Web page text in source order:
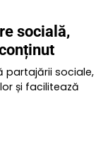
socială,
partajării sociale,
și facilitează